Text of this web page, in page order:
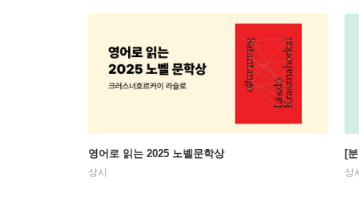
영어로 읽는 2025 노벨문학상
상시
[
상